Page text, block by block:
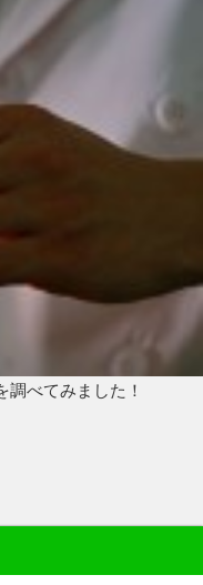
調べてみました！